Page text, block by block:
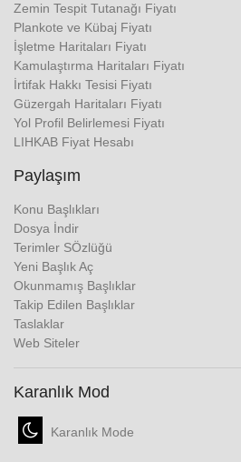
Zemin Tespit Tutanağı Fiyatı
Plankote ve Kübaj Fiyatı
İşletme Haritaları Fiyatı
Kamulaştırma Haritaları Fiyatı
İrtifak Hakkı Tesisi Fiyatı
Güzergah Haritaları Fiyatı
Yol Profil Belirlemesi Fiyatı
LIHKAB Fiyat Hesabı
Paylaşım
Konu Başlıkları
Dosya İndir
Terimler SÖzlüğü
Yeni Başlık Aç
Okunmamış Başlıklar
Takip Edilen Başlıklar
Taslaklar
Web Siteler
Karanlık Mod
Karanlık Mode